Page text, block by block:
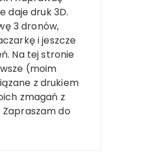
daje druk 3D.
3 dronów,
i jeszcze
Na tej stronie
(moim
z drukiem
zmagań z
do